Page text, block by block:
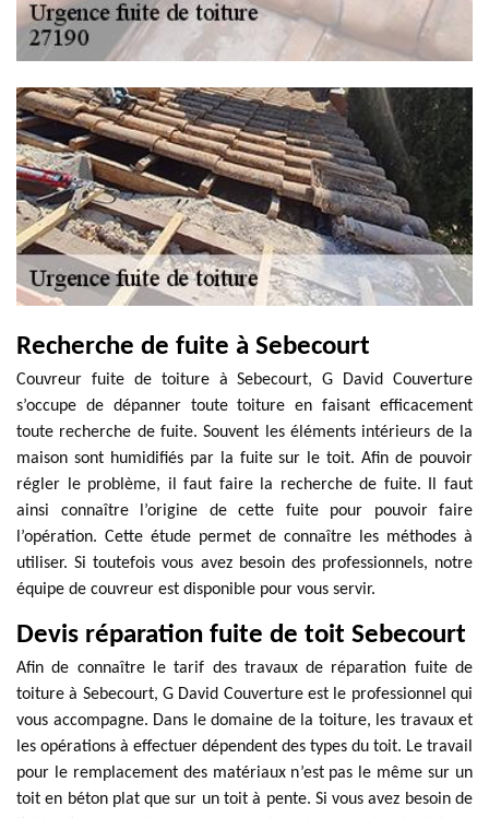
Recherche de fuite à Sebecourt
Couvreur fuite de toiture à Sebecourt, G David Couverture
s’occupe de dépanner toute toiture en faisant efficacement
toute recherche de fuite. Souvent les éléments intérieurs de la
maison sont humidifiés par la fuite sur le toit. Afin de pouvoir
régler le problème, il faut faire la recherche de fuite. Il faut
ainsi connaître l’origine de cette fuite pour pouvoir faire
l’opération. Cette étude permet de connaître les méthodes à
utiliser. Si toutefois vous avez besoin des professionnels, notre
équipe de couvreur est disponible pour vous servir.
Devis réparation fuite de toit Sebecourt
Afin de connaître le tarif des travaux de réparation fuite de
toiture à Sebecourt, G David Couverture est le professionnel qui
vous accompagne. Dans le domaine de la toiture, les travaux et
les opérations à effectuer dépendent des types du toit. Le travail
pour le remplacement des matériaux n’est pas le même sur un
toit en béton plat que sur un toit à pente. Si vous avez besoin de